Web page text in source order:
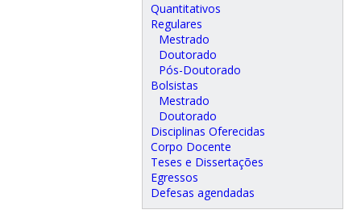
Quantitativos
Regulares
Mestrado
Doutorado
Pós-Doutorado
Bolsistas
Mestrado
Doutorado
Disciplinas Oferecidas
Corpo Docente
Teses e Dissertações
Egressos
Defesas agendadas